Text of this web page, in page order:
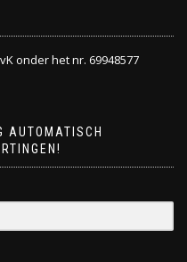
onder het nr. 69948577
AUTOMATISCH